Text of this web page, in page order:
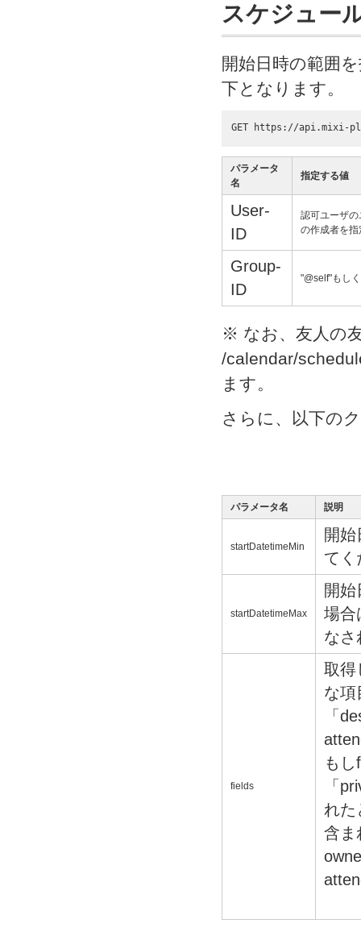
スケジュー
開始日時の範囲
下となります。
GET https://api.mixi-
パラメータ
名
指定する値
User-
ID
認可ユーザ
の作成者を指
Group-
ID
"@self"もし
※ なお、友人の
/calendar/
ます。
さらに、以下の
パラメータ名 説明
startDatetimeMin
開始
てく
startDatetimeMax
開始
場合
なさ
fields
取得
な項
「
も
「
れた
含ま